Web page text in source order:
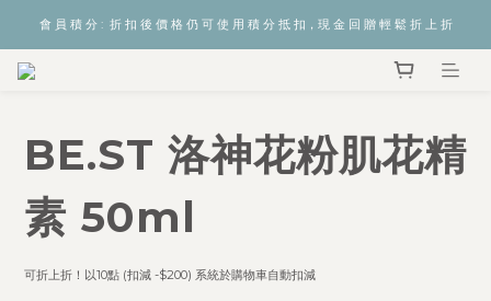
會 員 積 分 :  折 扣 後 價 格 仍 可 使 用 積 分 抵 扣，現 金 回 贈 輕 鬆 折 上 折
BE.ST 洛神花粉肌花精
素 50ml
可折上折！以10點 (扣減 -$200) 系統於購物車自動扣減